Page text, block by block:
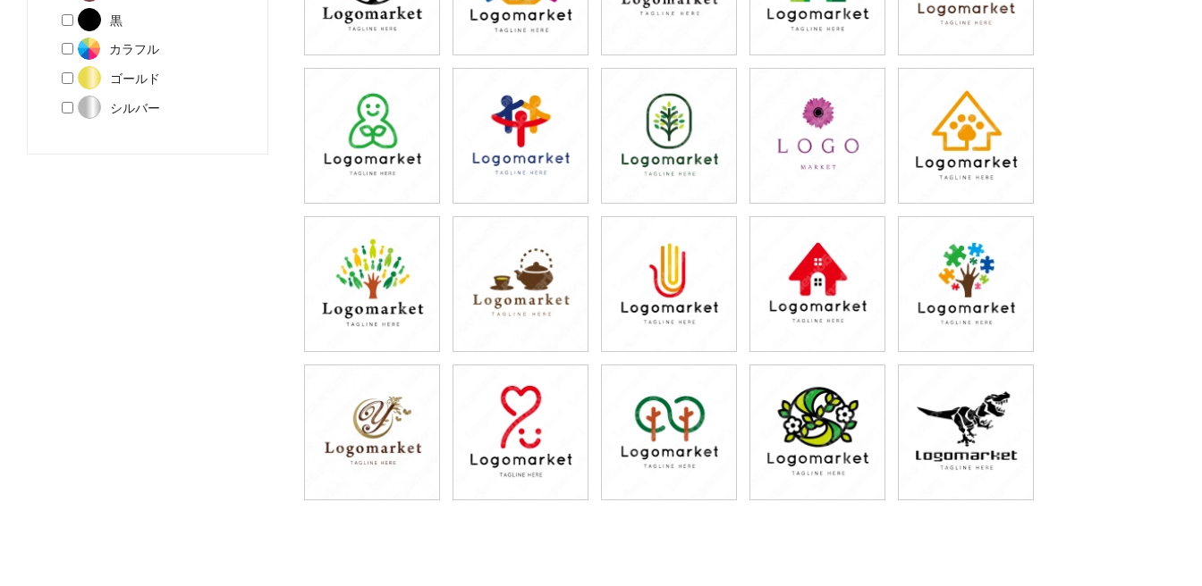
黒
カラフル
ゴールド
シルバー
79,800円
(税込87,780円)
79,800円
(税込87,780円)
79,800円
(税込87,780円)
79,800円
(税込87,780円)
79,800円
(税込87,780円)
79,800円
(税込87,780円)
79,800円
(税込87,780円)
79,800円
(税込87,780円)
79,800円
(税込87,780円)
79,800円
(税込87,780円)
79,800円
(税込87,780円)
79,800円
(税込87,780円)
79,800円
(税込87,780円)
79,800円
(税込87,780円)
79,800円
(税込87,780円)